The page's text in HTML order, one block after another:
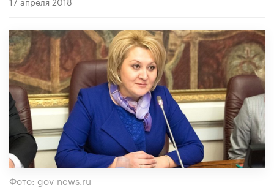
Фото: gov-news.ru